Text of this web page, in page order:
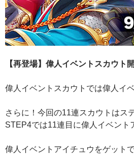
【再登場】偉人イベントスカウト
偉人イベントスカウトでは偉人イ
さらに！今回の11連スカウトはス
STEP4では11連目に偉人イベント
偉人イベントアイチュウをゲット